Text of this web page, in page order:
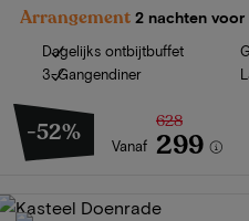
Arrangement 2 nachten
Dagelijks ontbijtbuffet
3-Gangendiner
-52% Vanaf
628
299